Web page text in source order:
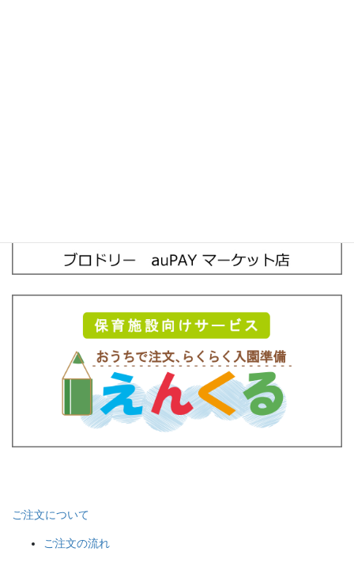
ご注文について
ご注文の流れ